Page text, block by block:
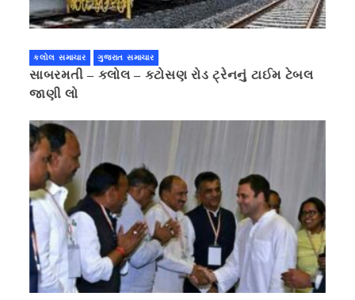
કલોલ સમાચાર ગુજરાત સમાચાર
સાબરમતી – કલોલ – કટોસણ રોડ ટ્રેનનું ટાઈમ ટેબલ
જાણી લો